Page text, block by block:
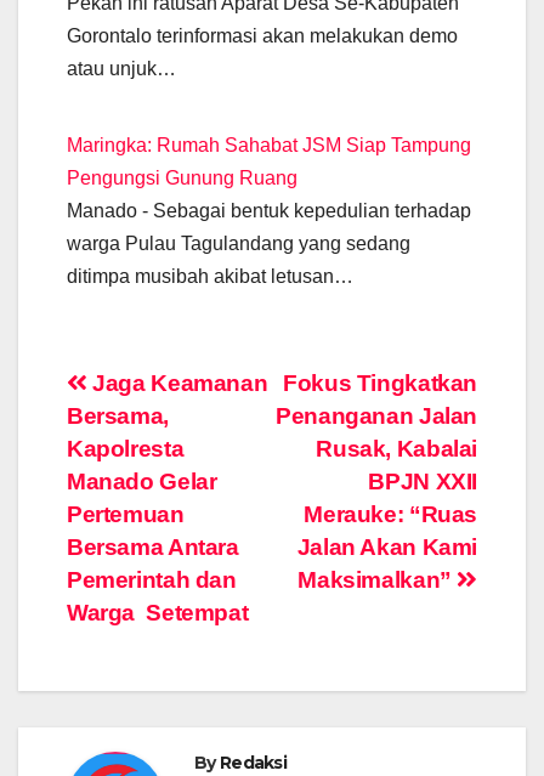
Gorontalo terinformasi akan melakukan demo
atau unjuk…
Maringka: Rumah Sahabat JSM Siap Tampung
Pengungsi Gunung Ruang
Manado - Sebagai bentuk kepedulian terhadap
warga Pulau Tagulandang yang sedang
ditimpa musibah akibat letusan…
Post
navigation
Fokus Tingkatkan
Penanganan Jalan
Rusak, Kabalai
BPJN XXII
Merauke: “Ruas
Jalan Akan Kami
Maksimalkan”
Jaga Keamanan
Bersama,
Kapolresta
Manado Gelar
Pertemuan
Bersama Antara
Pemerintah dan
Warga Setempat
ByRedaksi